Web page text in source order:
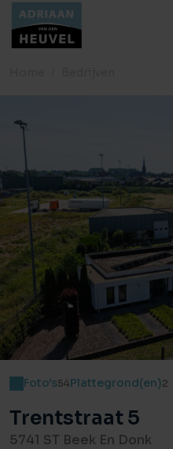
Foto's54Plattegrond(en)2
Trentstraat 5
5741 ST Beek En Donk